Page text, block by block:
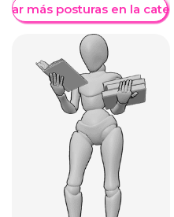
más posturas en la